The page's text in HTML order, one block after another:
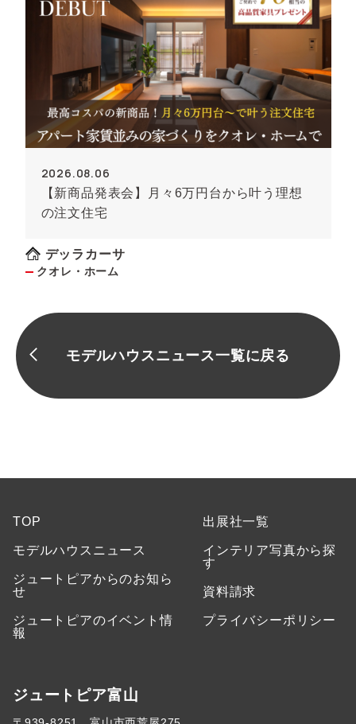
2026.08.06
【新商品発表会】月々6万円台から叶う理想
の注文住宅
デッラカーサ
クオレ・ホーム
モデルハウスニュース一覧に戻る
TOP
モデルハウスニュース
ジュートピアからのお知ら
せ
ジュートピアのイベント情
報
出展社一覧
インテリア写真から探
す
資料請求
プライバシーポリシー
ジュートピア富山